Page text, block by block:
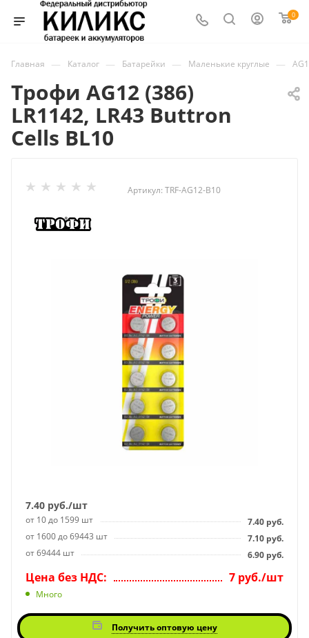
0
Главная — Каталог — Батарейки — Маленькие круглые —
Трофи AG12 (386)
LR1142, LR43 Buttron
Cells BL10
Артикул: TRF-AG12-B10
7.40 руб./шт
от 10 до 1599 шт 7.40 руб.
от 1600 до 69443 шт
7.10 руб.
от 69444 шт
6.90 руб.
Цена без НДС: 7 руб./шт
Много
Получить оптовую цену